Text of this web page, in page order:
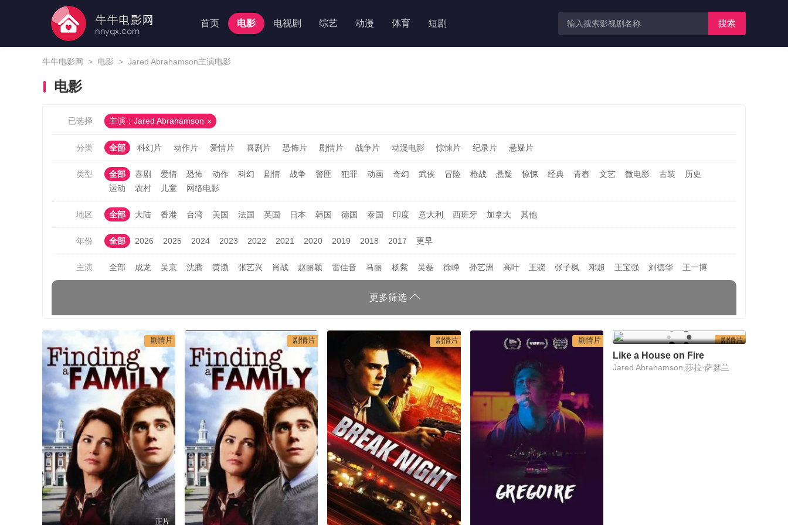
首页 电影 电视剧 综艺 动漫 体育 短剧 搜索
牛牛电影网 > 电影 > Jared Abrahamson主演电影
电影
已选择 主演：Jared Abrahamson
分类 全部 科幻片 动作片 爱情片 喜剧片 恐怖片 剧情片 战争片 动漫电影 惊悚片 纪录片 悬疑片
类型 全部 喜剧 爱情 恐怖 动作 科幻 剧情 战争 警匪 犯罪 动画 奇幻 武侠 冒险 枪战 悬疑 惊悚 经典 青春 文艺 微电影 古装
历史
运动
农村 儿童 网络电影
地区 全部 大陆 香港 台湾 美国 法国 英国 日本 韩国 德国 泰国 印度 意大利 西班牙 加拿大 其他
年份 全部 2026 2025 2024 2023 2022 2021 2020 2019 2018 2017 更早
主演 全部 成龙 吴京 沈腾 黄渤 张艺兴 肖战 赵丽颖 雷佳音 马丽 杨紫 吴磊 徐峥 孙艺洲 高叶 王骁 张子枫 邓超 王宝强 刘德华 王一博
更多筛选
剧情片
正片
剧情片 剧情片 剧情片 剧情片
Like a House on Fire
Jared Abrahamson,莎拉·萨瑟兰